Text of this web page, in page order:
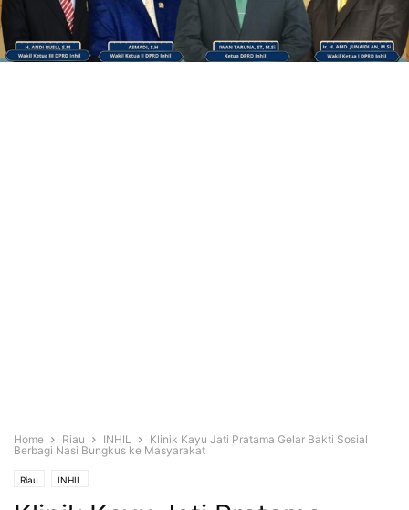
Home Riau INHIL
Klinik Kayu Jati Pratama Gelar Bakti Sosial
Berbagi Nasi Bungkus ke Masyarakat
Riau INHIL